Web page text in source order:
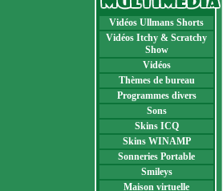
Vidéos Ullmans Shorts
Vidéos Itchy & Scratchy
Show
Vidéos
Thèmes de bureau
Programmes divers
Sons
Skins ICQ
Skins WINAMP
Sonneries Portable
Smileys
Maison virtuelle